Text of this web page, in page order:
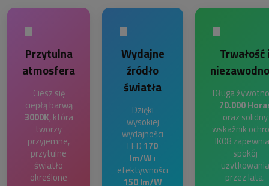
•
Przytulna
atmosfera
Ciesz się
ciepłą barwą
3000K, która
tworzy
przyjemne,
przytulne
światło
określone
•
Wydajne
źródło
światła
Dzięki
wysokiej
wydajności
LED 170
lm/Wi
efektywności
150 lm/W
•
Trwałość
Długa
70.000
oraz solidny
wskaźnik
IK08
spokój
użytkowania
przez lata.